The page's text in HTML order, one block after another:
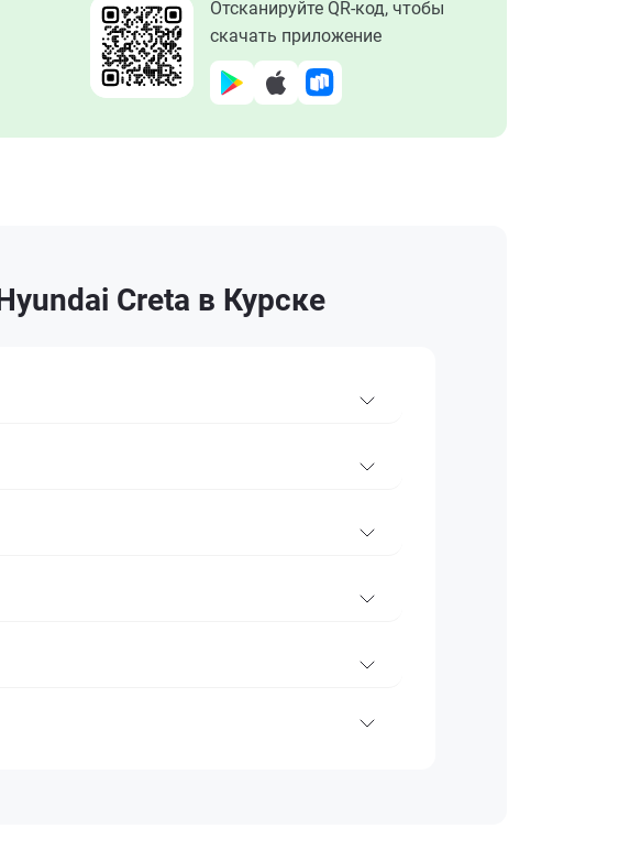
Отсканируйте QR-код, чтобы
скачать приложение
Creta в Курске